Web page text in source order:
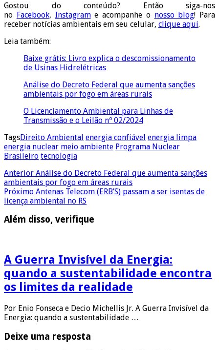
Gostou do conteúdo? Então siga-nos
no Facebook, Instagram e acompanhe o nosso blog! Para
receber notícias ambientais em seu celular, clique aqui.
Leia também:
Baixe grátis: Livro explica o descomissionamento
de Usinas Hidrelétricas
Análise do Decreto Federal que aumenta sanções
ambientais por fogo em áreas rurais
O Licenciamento Ambiental para Linhas de
Transmissão e o Leilão nº 02/2024
TagsDireito Ambiental energia confiável energia limpa
energia nuclear meio ambiente Programa Nuclear
Brasileiro tecnologia
Anterior Análise do Decreto Federal que aumenta sanções
ambientais por fogo em áreas rurais
Próximo Antenas Telecom (ERB’S) passam a ser isentas de
licença ambiental no RS
Além disso, verifique
A Guerra Invisível da Energia:
quando a sustentabilidade encontra
os limites da realidade
Por Enio Fonseca e Decio Michellis Jr. A Guerra Invisível da
Energia: quando a sustentabilidade …
Deixe uma resposta